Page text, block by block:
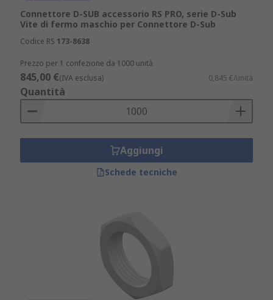
Connettore D-SUB accessorio RS PRO, serie D-Sub
Vite di fermo maschio per Connettore D-Sub
Codice RS 173-8638
Prezzo per 1 confezione da 1000 unità
845,00 €(IVA esclusa) 0,845 €/unità
Quantità
Aggiungi
Schede tecniche